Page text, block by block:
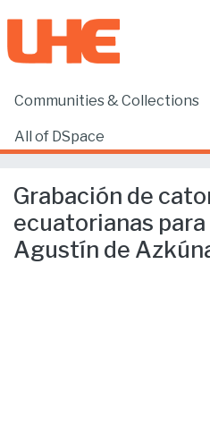
Communities & Collections
All of DSpace
Home
Grabación de catorce obras ecuatorianas para piano de Fray Agustín de Azkúnaga
Grabación de
ecuatorianas para
Agustín de